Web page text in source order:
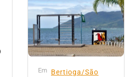
Em Bertioga/São